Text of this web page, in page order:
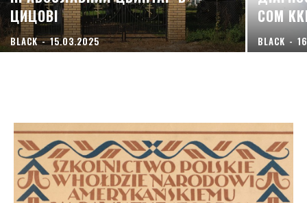
ЦИЦОВІ
BLACK - 15.03.2025
COM
BLACK -